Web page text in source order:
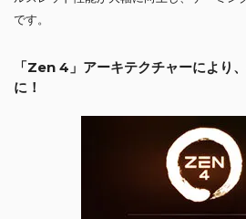
です。
「Zen 4」アーキテクチャーにより
に！